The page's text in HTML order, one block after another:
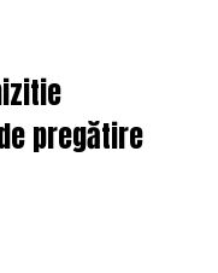
pregătire